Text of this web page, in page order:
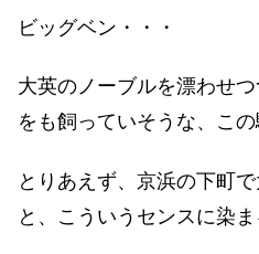
ビッグベン・・・
大英のノーブルを漂わせ
をも飼っていそうな、この
とりあえず、京浜の下町
と、こういうセンスに染ま